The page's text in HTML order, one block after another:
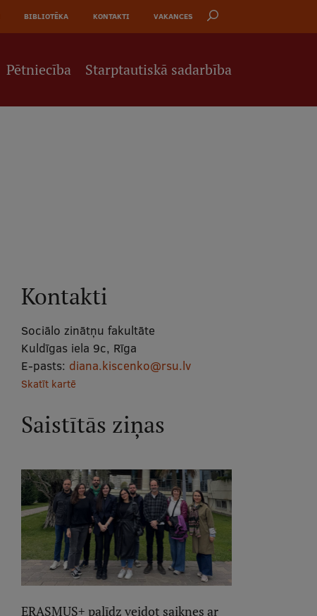
BIBLIOTĒKA KONTAKTI VAKANCES
Pētniecība Starptautiskā sadarbība
Kontakti
Sociālo zinātņu fakultāte
Kuldīgas iela 9c, Rīga
E-pasts: diana.kiscenko@rsu.lv
Skatīt kartē
Saistītās ziņas
ERASMUS+ palīdz veidot saiknes ar